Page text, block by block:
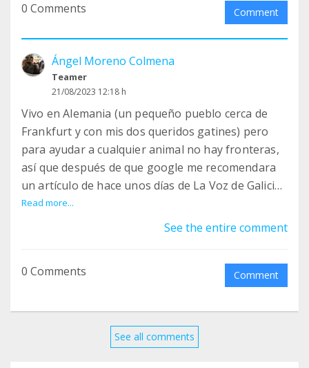
0 Comments Comment
Ángel Moreno Colmena
Teamer
21/08/2023 12:18 h
Vivo en Alemania (un pequeño pueblo cerca de
Frankfurt y con mis dos queridos gatines) pero
para ayudar a cualquier animal no hay fronteras,
así que después de que google me recomendara
un artículo de hace unos días de La Voz de Galicia
en el que se mencionan vuestras dificultades, he
decidido unirme como teamer.
separado. ¿Hay algún tipo de gasto que os sea
Un saludo y mucho ánimo
Read more...
See the entire comment
0 Comments Comment
See all comments